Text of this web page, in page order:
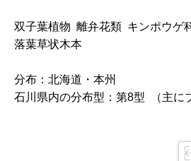
双子葉植物 離弁花類 キンポウゲ
落葉草状木本
分布：北海道・本州
石川県内の分布型：第8型 （主に